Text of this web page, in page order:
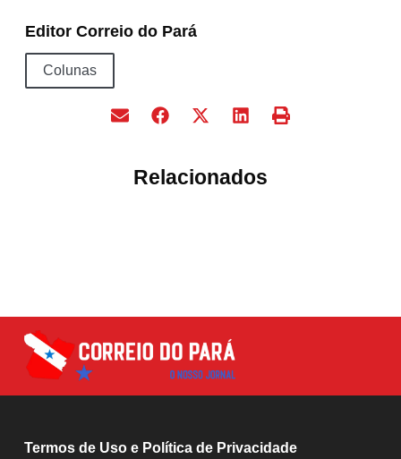
Editor Correio do Pará
Colunas
Relacionados
Termos de Uso e Política de Privacidade